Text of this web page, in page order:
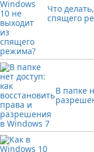
Что
спящего
В папке